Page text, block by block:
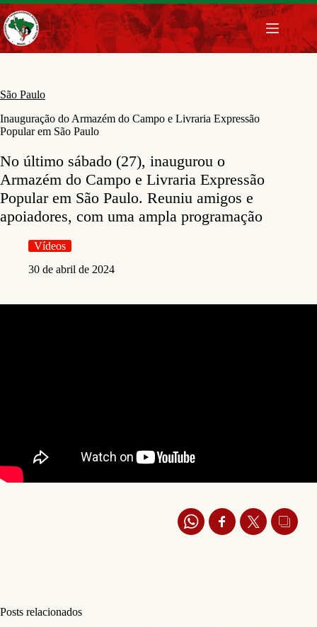
Pular
para
o
conteúdo
São Paulo
Inauguração do Armazém do Campo e Livraria Expressão
Popular em São Paulo
No último sábado (27), inaugurou o
Armazém do Campo e Livraria Expressão
Popular em São Paulo. Reuniu amigos e
apoiadores, com uma ampla programação
Vídeos
30 de abril de 2024
Posts relacionados